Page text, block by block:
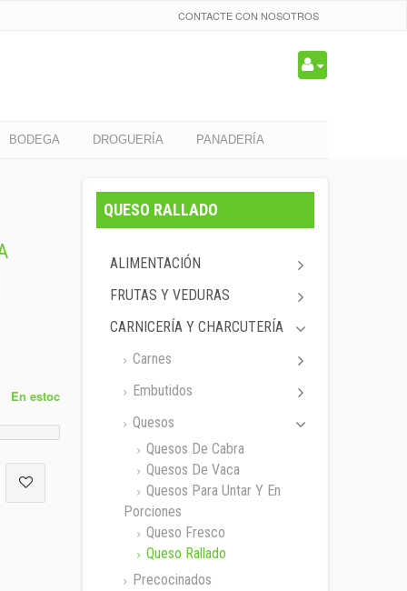
CONTACTE CON NOSOTROS
BODEGA DROGUERÍA PANADERÍA
En estoc
QUESO RALLADO
ALIMENTACIÓN
FRUTAS Y VEDURAS
CARNICERÍA Y CHARCUTERÍA
Carnes
Embutidos
Quesos
Quesos De Cabra
Quesos De Vaca
Quesos Para Untar Y En
Porciones
Queso Fresco
Queso Rallado
Precocinados